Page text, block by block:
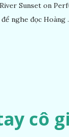
Sunset on
nghe đọc Hoàng
cô